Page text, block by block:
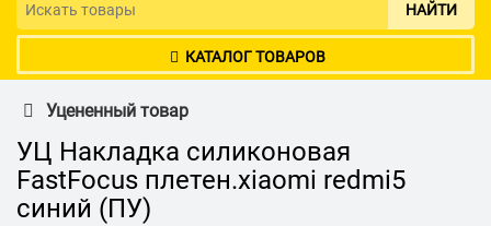
НАЙТИ
КАТАЛОГ ТОВАРОВ
Уцененный товар
УЦ Накладка силиконовая
FastFocus плетен.xiaomi redmi5
синий (ПУ)